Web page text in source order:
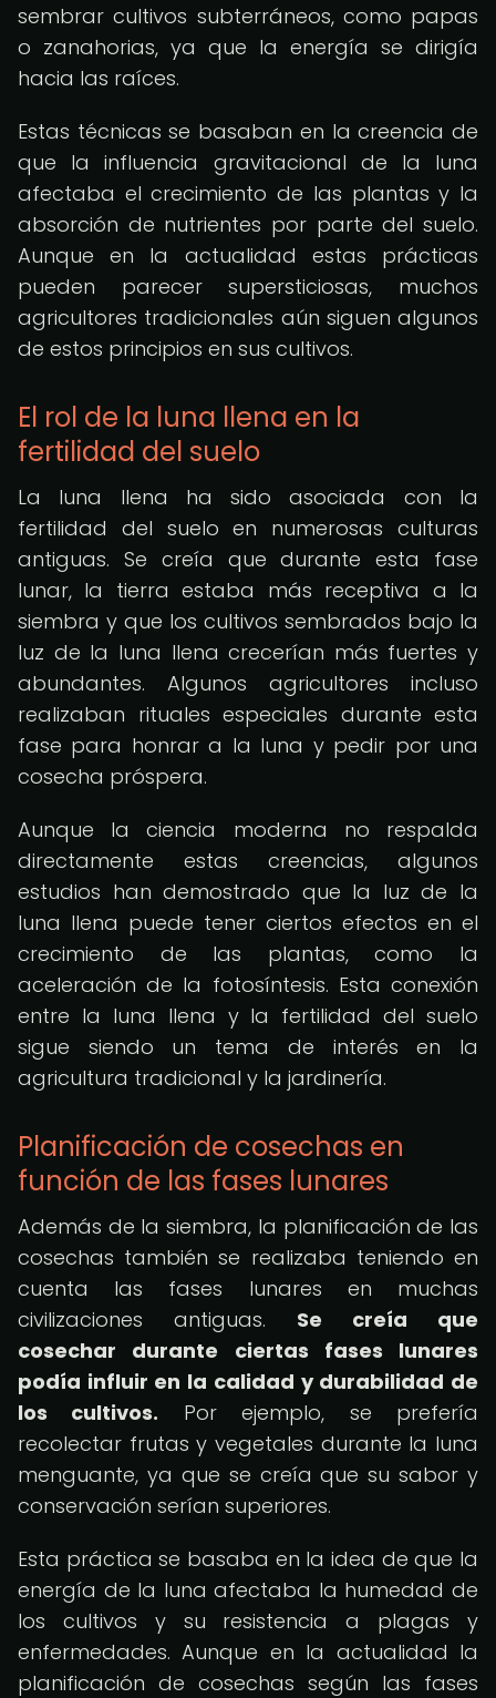
sembrar cultivos subterráneos, como papas
o zanahorias, ya que la energía se dirigía
hacia las raíces.
Estas técnicas se basaban en la creencia de
que la influencia gravitacional de la luna
afectaba el crecimiento de las plantas y la
absorción de nutrientes por parte del suelo.
Aunque en la actualidad estas prácticas
pueden parecer supersticiosas, muchos
agricultores tradicionales aún siguen algunos
de estos principios en sus cultivos.
El rol de la luna llena en la
fertilidad del suelo
La luna llena ha sido asociada con la
fertilidad del suelo en numerosas culturas
antiguas. Se creía que durante esta fase
lunar, la tierra estaba más receptiva a la
siembra y que los cultivos sembrados bajo la
luz de la luna llena crecerían más fuertes y
abundantes. Algunos agricultores incluso
realizaban rituales especiales durante esta
fase para honrar a la luna y pedir por una
cosecha próspera.
Aunque la ciencia moderna no respalda
directamente estas creencias, algunos
estudios han demostrado que la luz de la
luna llena puede tener ciertos efectos en el
crecimiento de las plantas, como la
aceleración de la fotosíntesis. Esta conexión
entre la luna llena y la fertilidad del suelo
sigue siendo un tema de interés en la
agricultura tradicional y la jardinería.
Planificación de cosechas en
función de las fases lunares
Además de la siembra, la planificación de las
cosechas también se realizaba teniendo en
cuenta las fases lunares en muchas
civilizaciones antiguas. Se creía que
cosechar durante ciertas fases lunares
podía influir en la calidad y durabilidad de
los cultivos. Por ejemplo, se prefería
recolectar frutas y vegetales durante la luna
menguante, ya que se creía que su sabor y
conservación serían superiores.
Esta práctica se basaba en la idea de que la
energía de la luna afectaba la humedad de
los cultivos y su resistencia a plagas y
enfermedades. Aunque en la actualidad la
planificación de cosechas según las fases